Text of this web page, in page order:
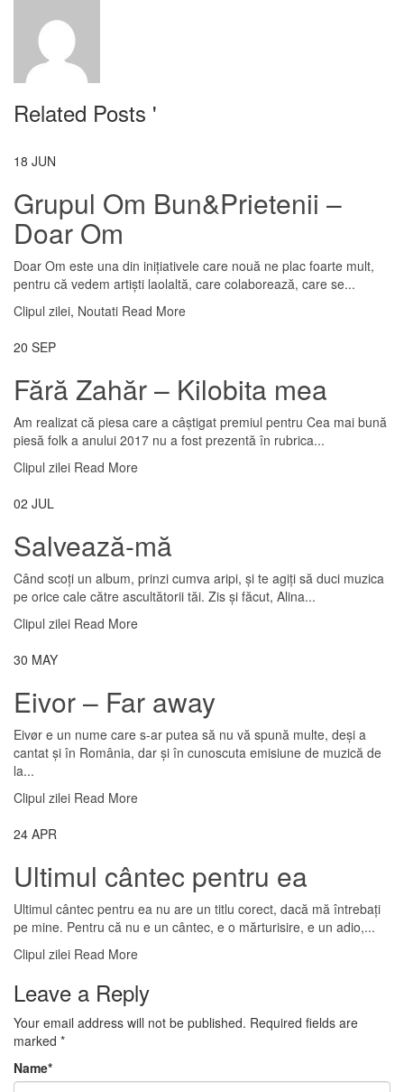
Related Posts '
18 JUN
Grupul Om Bun&Prietenii –
Doar Om
Doar Om este una din inițiativele care nouă ne plac foarte mult,
pentru că vedem artiști laolaltă, care colaborează, care se...
Clipul zilei, Noutati Read More
20 SEP
Fără Zahăr – Kilobita mea
Am realizat că piesa care a câștigat premiul pentru Cea mai bună
piesă folk a anului 2017 nu a fost prezentă în rubrica...
Clipul zilei Read More
02 JUL
Salvează-mă
Când scoți un album, prinzi cumva aripi, și te agiți să duci muzica
pe orice cale către ascultătorii tăi. Zis și făcut, Alina...
Clipul zilei Read More
30 MAY
Eivor – Far away
Eivør e un nume care s-ar putea să nu vă spună multe, deși a
cantat și în România, dar și în cunoscuta emisiune de muzică de
la...
Clipul zilei Read More
24 APR
Ultimul cântec pentru ea
Ultimul cântec pentru ea nu are un titlu corect, dacă mă întrebați
pe mine. Pentru că nu e un cântec, e o mărturisire, e un adio,...
Clipul zilei Read More
Leave a Reply
Your email address will not be published. Required fields are
marked *
Name*